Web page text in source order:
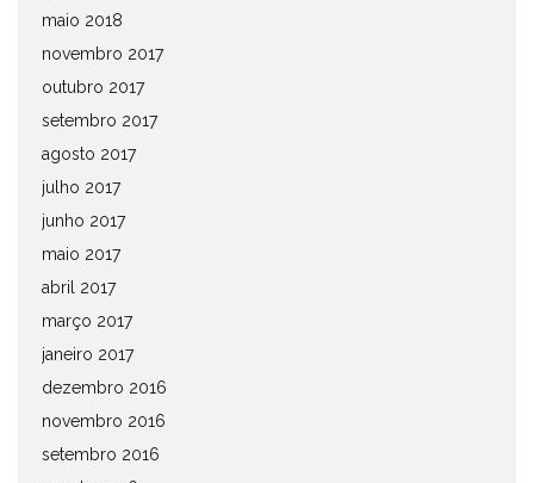
maio 2018
novembro 2017
outubro 2017
setembro 2017
agosto 2017
julho 2017
junho 2017
maio 2017
abril 2017
março 2017
janeiro 2017
dezembro 2016
novembro 2016
setembro 2016